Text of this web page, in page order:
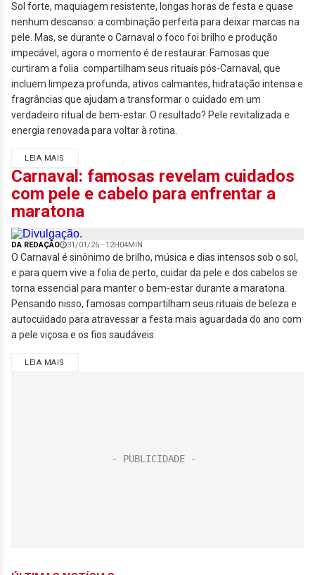
Sol forte, maquiagem resistente, longas horas de festa e quase
nenhum descanso: a combinação perfeita para deixar marcas na
pele. Mas, se durante o Carnaval o foco foi brilho e produção
impecável, agora o momento é de restaurar. Famosas que
curtiram a folia compartilham seus rituais pós-Carnaval, que
incluem limpeza profunda, ativos calmantes, hidratação intensa e
fragrâncias que ajudam a transformar o cuidado em um
verdadeiro ritual de bem-estar. O resultado? Pele revitalizada e
energia renovada para voltar à rotina.
LEIA MAIS
Carnaval: famosas revelam cuidados
com pele e cabelo para enfrentar a
maratona
DA REDAÇÃO 31/01/26 - 12H04MIN
O Carnaval é sinônimo de brilho, música e dias intensos sob o sol,
e para quem vive a folia de perto, cuidar da pele e dos cabelos se
torna essencial para manter o bem-estar durante a maratona.
Pensando nisso, famosas compartilham seus rituais de beleza e
autocuidado para atravessar a festa mais aguardada do ano com
a pele viçosa e os fios saudáveis.
LEIA MAIS